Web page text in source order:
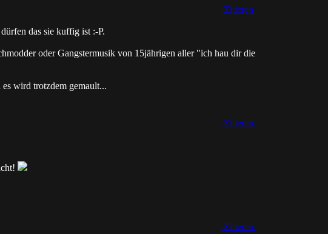
Zitieren
das sie kuffig ist :-P.
oder Gangstermusik von 15jährigen aller "ich hau dir die
wird trotzdem gemault...
Zitieren
Zitieren